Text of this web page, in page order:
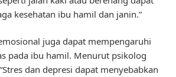
kesehatan ibu hamil dan janin.”
juga dapat mempengaruhi
pada ibu hamil. Menurut psikolog
dan depresi dapat menyebabkan